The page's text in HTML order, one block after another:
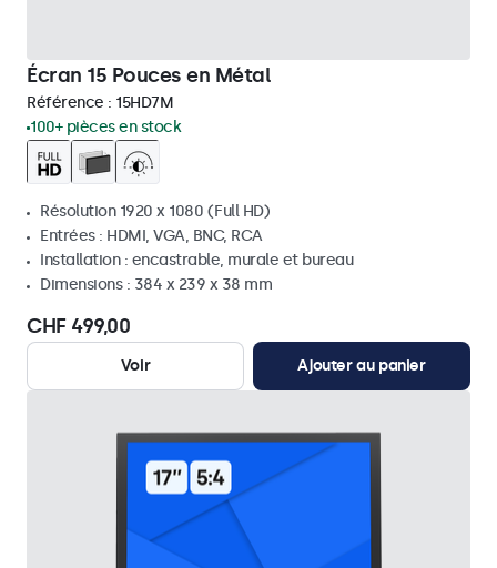
Écran 15 Pouces en Métal
Référence : 15HD7M
100+ pièces en stock
Résolution 1920 x 1080 (Full HD)
Entrées : HDMI, VGA, BNC, RCA
Installation : encastrable, murale et bureau
Dimensions : 384 x 239 x 38 mm
CHF 499,00
Voir Ajouter au panier